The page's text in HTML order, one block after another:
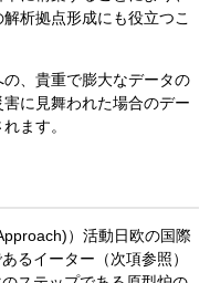
析拠点形成にも役立つこ
、貴重で膨大なデータの
に見舞われた場合のデー
ます。
）活動日欧の国際
るイーター（次項参照）